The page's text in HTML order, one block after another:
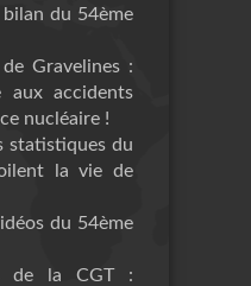
du 54ème
Gravelines :
aux accidents
nucléaire !
statistiques du
la vie de
du 54ème
de la CGT :